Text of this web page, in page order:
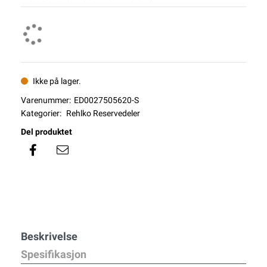
Ikke på lager.
Varenummer: ED0027505620-S
Kategorier: Rehlko Reservedeler
Del produktet
Beskrivelse
Spesifikasjon